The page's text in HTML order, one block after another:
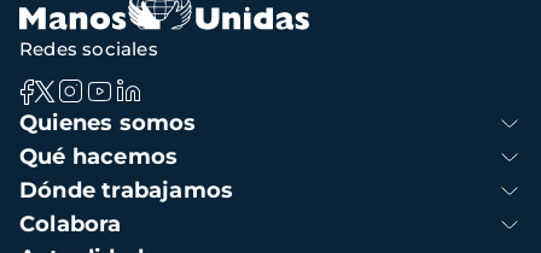
Navegación
principal
Quienes somos
Qué hacemos
Dónde trabajamos
Colabora
Redes sociales